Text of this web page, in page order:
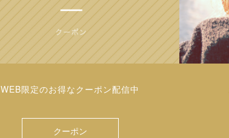
WEB限定のお得なクーポン配信中
クーポン